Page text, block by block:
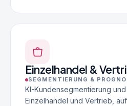
Einzelhandel &
SEGMENTIERUNG &
KI-Kundensegmentierung
Einzelhandel und Vertrieb,